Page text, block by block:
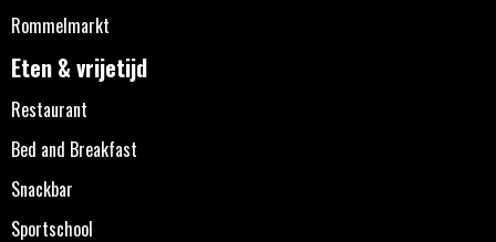
Rommelmarkt
Eten & vrijetijd
Restaurant
Bed and Breakfast
Snackbar
Sportschool